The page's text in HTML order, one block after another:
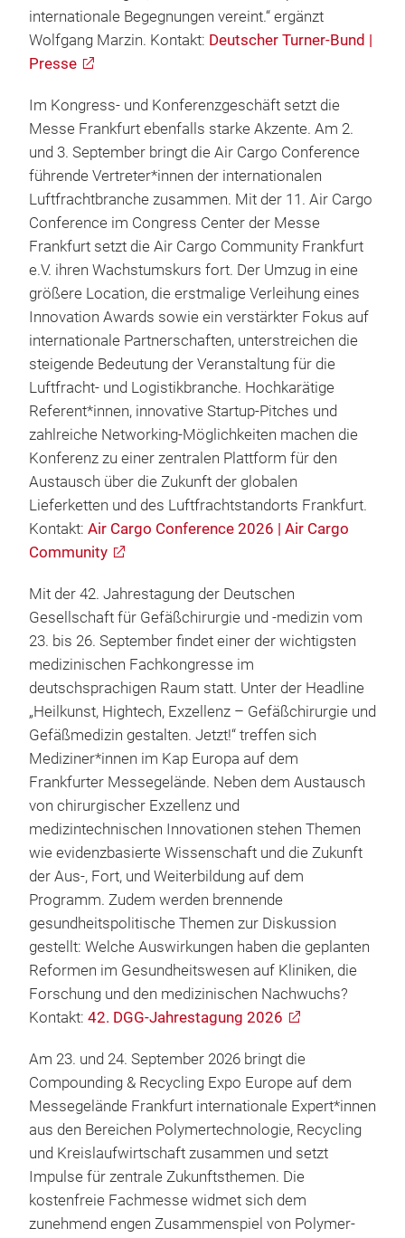
internationale Begegnungen vereint.“ ergänzt
Wolfgang Marzin. Kontakt: Deutscher Turner-Bund |
Presse
Im Kongress- und Konferenzgeschäft setzt die
Messe Frankfurt ebenfalls starke Akzente. Am 2.
und 3. September bringt die Air Cargo Conference
führende Vertreter*innen der internationalen
Luftfrachtbranche zusammen. Mit der 11. Air Cargo
Conference im Congress Center der Messe
Frankfurt setzt die Air Cargo Community Frankfurt
e.V. ihren Wachstumskurs fort. Der Umzug in eine
größere Location, die erstmalige Verleihung eines
Innovation Awards sowie ein verstärkter Fokus auf
internationale Partnerschaften, unterstreichen die
steigende Bedeutung der Veranstaltung für die
Luftfracht- und Logistikbranche. Hochkarätige
Referent*innen, innovative Startup-Pitches und
zahlreiche Networking-Möglichkeiten machen die
Konferenz zu einer zentralen Plattform für den
Austausch über die Zukunft der globalen
Lieferketten und des Luftfrachtstandorts Frankfurt.
Kontakt: Air Cargo Conference 2026 | Air Cargo
Community
Mit der 42. Jahrestagung der Deutschen
Gesellschaft für Gefäßchirurgie und -medizin vom
23. bis 26. September findet einer der wichtigsten
medizinischen Fachkongresse im
deutschsprachigen Raum statt. Unter der Headline
„Heilkunst, Hightech, Exzellenz – Gefäßchirurgie und
Gefäßmedizin gestalten. Jetzt!“ treffen sich
Mediziner*innen im Kap Europa auf dem
Frankfurter Messegelände. Neben dem Austausch
von chirurgischer Exzellenz und
medizintechnischen Innovationen stehen Themen
wie evidenzbasierte Wissenschaft und die Zukunft
der Aus-, Fort, und Weiterbildung auf dem
Programm. Zudem werden brennende
gesundheitspolitische Themen zur Diskussion
gestellt: Welche Auswirkungen haben die geplanten
Reformen im Gesundheitswesen auf Kliniken, die
Forschung und den medizinischen Nachwuchs?
Kontakt: 42. DGG-Jahrestagung 2026
Am 23. und 24. September 2026 bringt die
Compounding & Recycling Expo Europe auf dem
Messegelände Frankfurt internationale Expert*innen
aus den Bereichen Polymertechnologie, Recycling
und Kreislaufwirtschaft zusammen und setzt
Impulse für zentrale Zukunftsthemen. Die
kostenfreie Fachmesse widmet sich dem
zunehmend engen Zusammenspiel von Polymer-